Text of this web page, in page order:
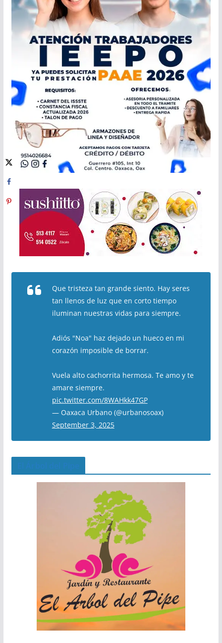
Que tristeza tan grande siento. Hay seres
tan llenos de luz que en corto tiempo
iluminan nuestras vidas para siempre.
Adiós "Noa" haz dejado un hueco en mi
corazón imposible de borrar.
Vuela alto cachorrita hermosa. Te amo y te
amare siempre.
pic.twitter.com/8WAHkk47GP
— Oaxaca Urbano (@urbanosoax)
September 3, 2025